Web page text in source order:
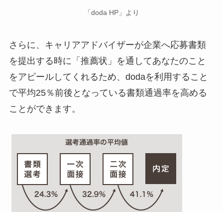
「doda HP」より
さらに、キャリアアドバイザーが企業へ応募書類
を提出する時に「推薦状」を通してあなたのこと
をアピールしてくれるため、dodaを利用すること
で平均25％前後となっている書類通過率を高める
ことができます。